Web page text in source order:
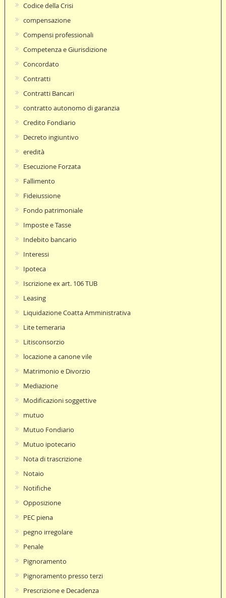
Codice della Crisi
compensazione
Compensi professionali
Competenza e Giurisdizione
Concordato
Contratti
Contratti Bancari
contratto autonomo di garanzia
Credito Fondiario
Decreto ingiuntivo
eredità
Esecuzione Forzata
Fallimento
Fideiussione
Fondo patrimoniale
Imposte e Tasse
Indebito bancario
Interessi
Ipoteca
Iscrizione ex art. 106 TUB
Leasing
Liquidazione Coatta Amministrativa
Lite temeraria
Litisconsorzio
locazione a canone vile
Matrimonio e Divorzio
Mediazione
Modificazioni soggettive
mutuo
Mutuo Fondiario
Mutuo ipotecario
Nota di trascrizione
Notaio
Notifiche
Opposizione
PEC piena
pegno irregolare
Penale
Pignoramento
Pignoramento presso terzi
Prescrizione e Decadenza